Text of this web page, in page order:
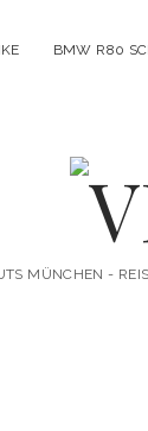
BMW R80
MÜNCHEN -